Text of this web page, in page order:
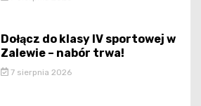
Dołącz do klasy IV sportowej w
Zalewie – nabór trwa!
7 sierpnia 2026